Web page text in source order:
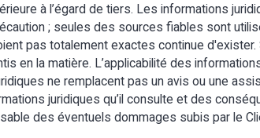
à l’égard de tiers. Les informations
; seules des sources fiables sont
pas totalement exactes continue
en la matière. L’applicabilité des
ne remplacent pas un avis ou une
juridiques qu’il consulte et des
des éventuels dommages subis par le